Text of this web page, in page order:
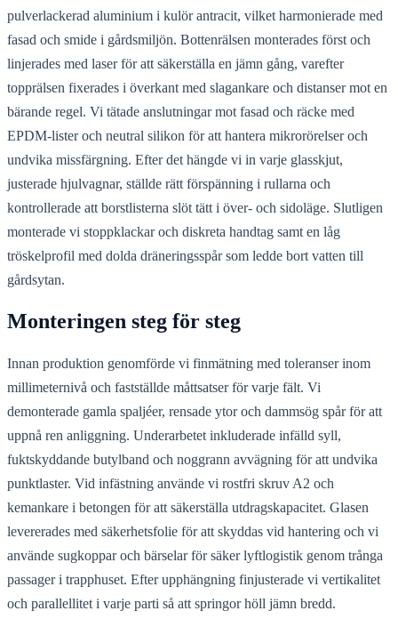
pulverlackerad aluminium i kulör antracit, vilket harmonierade med
fasad och smide i gårdsmiljön. Bottenrälsen monterades först och
linjerades med laser för att säkerställa en jämn gång, varefter
topprälsen fixerades i överkant med slagankare och distanser mot en
bärande regel. Vi tätade anslutningar mot fasad och räcke med
EPDM-lister och neutral silikon för att hantera mikrorörelser och
undvika missfärgning. Efter det hängde vi in varje glasskjut,
justerade hjulvagnar, ställde rätt förspänning i rullarna och
kontrollerade att borstlisterna slöt tätt i över- och sidoläge. Slutligen
monterade vi stoppklackar och diskreta handtag samt en låg
tröskelprofil med dolda dräneringsspår som ledde bort vatten till
gårdsytan.
Monteringen steg för steg
Innan produktion genomförde vi finmätning med toleranser inom
millimeternivå och fastställde måttsatser för varje fält. Vi
demonterade gamla spaljéer, rensade ytor och dammsög spår för att
uppnå ren anliggning. Underarbetet inkluderade infälld syll,
fuktskyddande butylband och noggrann avvägning för att undvika
punktlaster. Vid infästning använde vi rostfri skruv A2 och
kemankare i betongen för att säkerställa utdragskapacitet. Glasen
levererades med säkerhetsfolie för att skyddas vid hantering och vi
använde sugkoppar och bärselar för säker lyftlogistik genom trånga
passager i trapphuset. Efter upphängning finjusterade vi vertikalitet
och parallellitet i varje parti så att springor höll jämn bredd.